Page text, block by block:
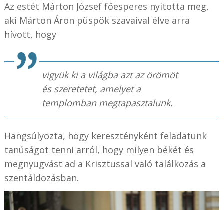
Az estét Márton József főesperes nyitotta meg,
aki Márton Áron püspök szavaival élve arra
hívott, hogy
vigyük ki a világba azt az örömöt
és szeretetet, amelyet a
templomban megtapasztalunk.
Hangsúlyozta, hogy keresztényként feladatunk
tanúságot tenni arról, hogy milyen békét és
megnyugvást ad a Krisztussal való találkozás a
szentáldozásban.